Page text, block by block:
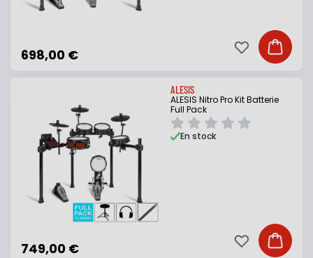
698,00 € Ajouter
Ajouter à ma
ALESIS
ALESIS Nitro Pro Kit Batterie
Full Pack
749,00 €
En stock
Ajouter
Ajouter à ma